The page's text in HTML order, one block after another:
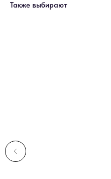
Также выбирают